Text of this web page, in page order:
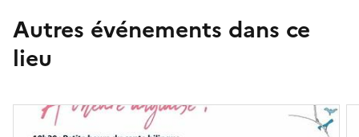
Autres événements dans ce
lieu